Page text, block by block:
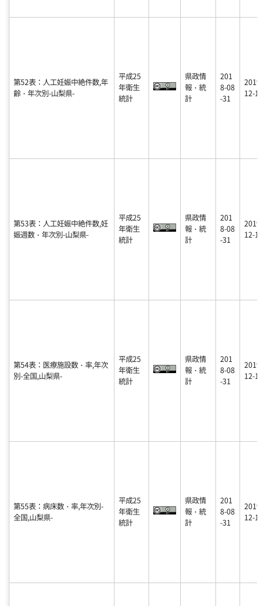
第52表：人工妊娠中絶件数,年
齢・年次別-山梨県-
平成25
年衛生
統計
県政情
報・統
計
201
8-08
-31
2019-
12-17
第53表：人工妊娠中絶件数,妊
娠週数・年次別-山梨県-
平成25
年衛生
統計
県政情
報・統
計
201
8-08
-31
2019-
12-17
第54表：医療施設数・率,年次
別-全国,山梨県-
平成25
年衛生
統計
県政情
報・統
計
201
8-08
-31
2019-
12-17
第55表：病床数・率,年次別-
全国,山梨県-
平成25
年衛生
統計
県政情
報・統
計
201
8-08
-31
2019-
12-17